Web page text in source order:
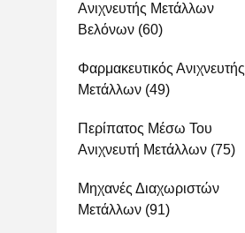
Ανιχνευτής Μετάλλων
Βελόνων (60)
Φαρμακευτικός Ανιχνευτής
Μετάλλων (49)
Περίπατος Μέσω Του
Ανιχνευτή Μετάλλων (75)
Μηχανές Διαχωριστών
Μετάλλων (91)